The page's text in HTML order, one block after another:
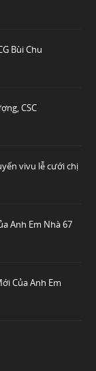
Bùi Chu
CSC
vivu lễ cưới chị
Anh Em Nhà 67
Của Anh Em